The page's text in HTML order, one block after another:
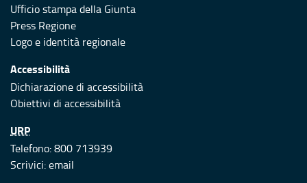
Ufficio stampa della Giunta
Press Regione
Logo e identità regionale
Accessibilità
Dichiarazione di accessibilità
Obiettivi di accessibilità
URP
Telefono: 800 713939
Scrivici:email